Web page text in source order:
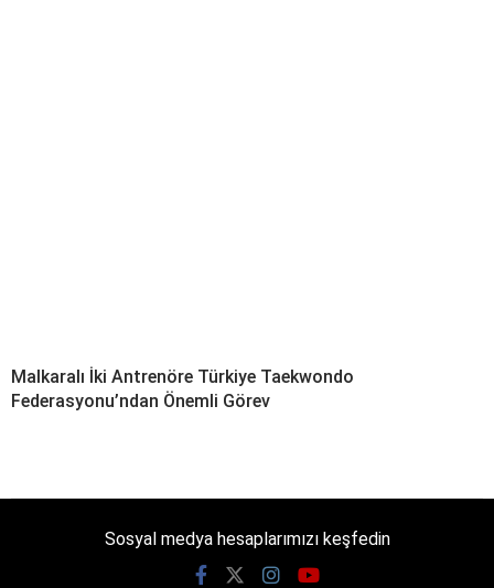
Malkaralı İki Antrenöre Türkiye Taekwondo
Federasyonu’ndan Önemli Görev
Sosyal medya hesaplarımızı keşfedin